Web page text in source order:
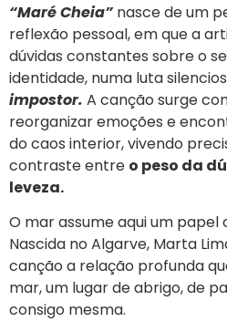
“Maré Cheia”nasce de um
reflexão pessoal, em que a
dúvidas constantes sobre o
identidade, numa luta
impostor. A canção surge
reorganizar emoções e
do caos interior, vivendo
contraste entre o peso da
leveza.
O mar assume aqui um papel
Nascida no Algarve, Marta
canção a relação profunda
mar, um lugar de abrigo, de
consigo mesma.